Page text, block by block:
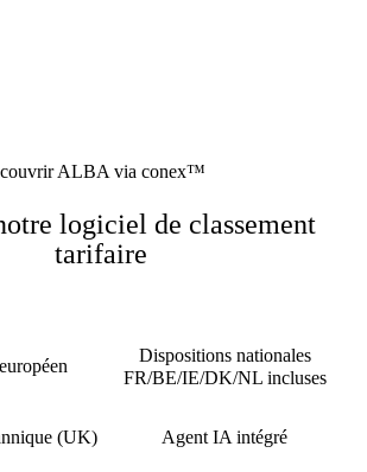
ALBA via conex™
logiciel de classement
tarifaire
Dispositions nationales
FR/BE/IE/DK/NL incluses
(UK) Agent IA intégré